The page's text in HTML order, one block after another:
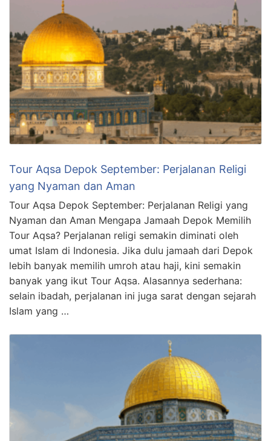
Tour Aqsa Depok September: Perjalanan Religi
yang Nyaman dan Aman
Tour Aqsa Depok September: Perjalanan Religi yang
Nyaman dan Aman Mengapa Jamaah Depok Memilih
Tour Aqsa? Perjalanan religi semakin diminati oleh
umat Islam di Indonesia. Jika dulu jamaah dari Depok
lebih banyak memilih umroh atau haji, kini semakin
banyak yang ikut Tour Aqsa. Alasannya sederhana:
selain ibadah, perjalanan ini juga sarat dengan sejarah
Islam yang …